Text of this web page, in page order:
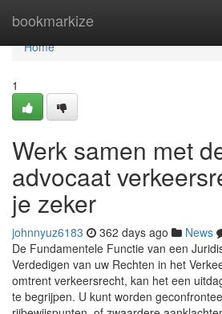
bookmarkize
Home
Home
1
Werk samen met
advocaat
je zeker
johnnyuz6183 362 days ago News
De Fundamentele Functie van een
Verdedigen van uw Rechten in het
omtrent verkeersrecht, kan het een
te begrijpen. U kunt worden